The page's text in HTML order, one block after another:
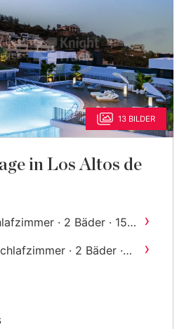
13 BILDER
in Los Altos de
· 2 Bäder · 154
›
· 2 Bäder ·
›